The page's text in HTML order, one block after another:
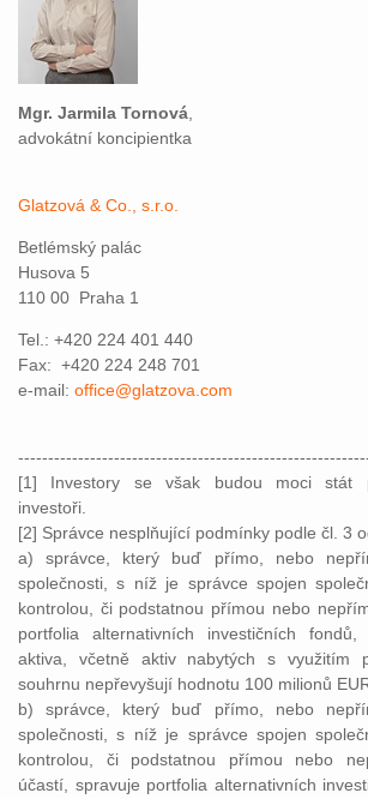
Mgr. Jarmila Tornová
advokátní koncipientka
Glatzová & Co., s.r.o.
Betlémský palác
Husova 5
110 00 Praha 1
Tel.: +420 224 401 440
Fax: +420 224 248 701
e-mail: office@glatzova.com
[1] Investory se však budou moci stát
investoři.
[2] Správce nesplňující podmínky podle čl. 3
a) správce, který buď přímo, nebo
společnosti, s níž je správce spojen
kontrolou, či podstatnou přímou nebo
portfolia alternativních investičních fondů,
aktiva, včetně aktiv nabytých s využitím
souhrnu nepřevyšují hodnotu 100 milionů
b) správce, který buď přímo, nebo
společnosti, s níž je správce spojen
kontrolou, či podstatnou přímou nebo
účastí, spravuje portfolia alternativních